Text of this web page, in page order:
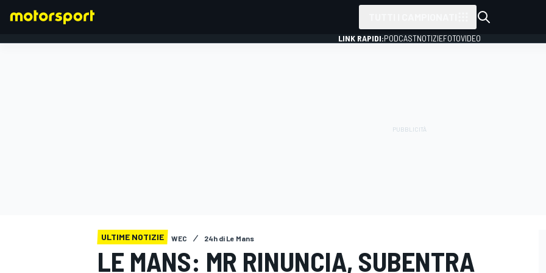
LINK RAPIDI:PODCASTNOTIZIEFOTOVIDEO
ULTIME NOTIZIE WEC 24h di Le Mans
LE MANS: MR RINUNCIA, SUBENTRA